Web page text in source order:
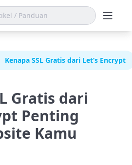
Kenapa SSL Gratis dari Let’s
Gratis dari
Penting
Kamu